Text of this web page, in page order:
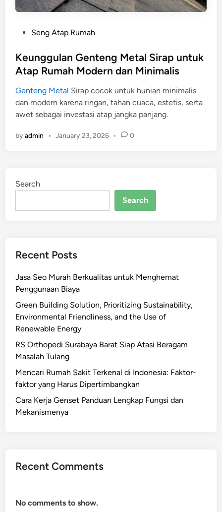
s
t
d
i
n
Seng Atap Rumah
Keunggulan Genteng Metal Sirap untuk
Atap Rumah Modern dan Minimalis
Genteng Metal Sirap cocok untuk hunian minimalis
dan modern karena ringan, tahan cuaca, estetis, serta
awet sebagai investasi atap jangka panjang.
byadmin • January 23, 2026 • 0
Search
Search
Recent Posts
Jasa Seo Murah Berkualitas untuk Menghemat
Penggunaan Biaya
Green Building Solution, Prioritizing Sustainability,
Environmental Friendliness, and the Use of
Renewable Energy
RS Orthopedi Surabaya Barat Siap Atasi Beragam
Masalah Tulang
Mencari Rumah Sakit Terkenal di Indonesia: Faktor-
faktor yang Harus Dipertimbangkan
Cara Kerja Genset Panduan Lengkap Fungsi dan
Mekanismenya
Recent Comments
No comments to show.